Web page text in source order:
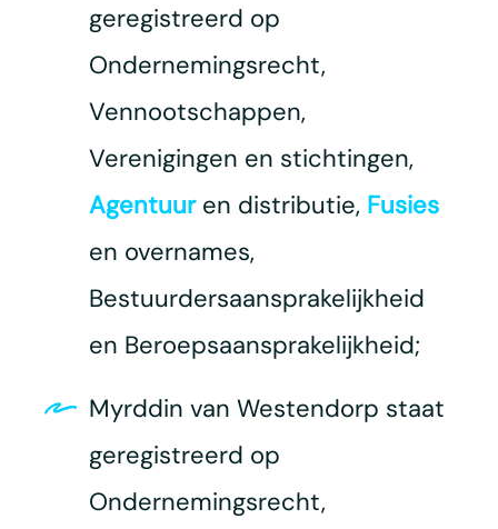
geregistreerd op
Ondernemingsrecht,
Vennootschappen,
Verenigingen en stichtingen,
Agentuuren distributie, Fusies
en overnames,
Bestuurdersaansprakelijkheid
en Beroepsaansprakelijkheid;
Myrddin van Westendorp staat
geregistreerd op
Ondernemingsrecht,